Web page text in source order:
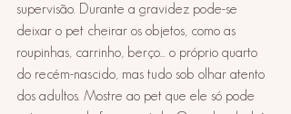
supervisão. Durante a gravidez pode-se
deixar o pet cheirar os objetos, como as
roupinhas, carrinho, berço... o próprio quarto
do recém-nascido, mas tudo sob olhar atento
dos adultos. Mostre ao pet que ele só pode